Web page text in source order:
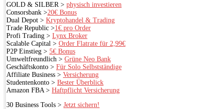
GOLD & SILBER > physisch investieren
Consorsbank >20€ Bonus
Dual Depot > Kryptohandel & Trading
Trade Republic >1€ pro Order
Profi Trading > Lynx Broker
Scalable Capital > Order Flatrate für 2,99€
P2P Einstieg > 5€ Bonus
Umweltfreundlich > Grüne Neo Bank
Geschäftskonto > Für Solo Selbstständige
Affiliate Business > Versicherung
Studentenkonto > Bester Überblick
Amazon FBA > Haftpflicht Versicherung
30 Business Tools > Jetzt sichern!